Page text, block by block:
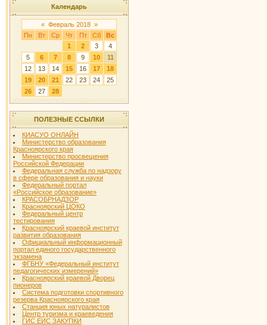
Календарь
« Февраль 2018 »
Пн
Вт Ср Чт Пт Сб
Вс
1
2 3
4
5
6 7 8 9 10
11
12
13 14 15 16 17
18
19
20 21 22 23 24
25
26
27 28
ПОЛЕЗНЫЕ ССЫЛКИ
КИАСУО ОНЛАЙН
Министерство образования
Красноярского края
Министерство просвещения
Российской Федерации
Федеральная служба по надзору
в сфере образования и науки
Федеральный портал
«Российское образование»
КРАСОБРНАДЗОР
Красноярский ЦОКО
Федеральный центр
тестирования
Красноярский краевой институт
развития образования
Официальный информационный
портал единого государственного
экзамена
ФГБНУ «Федеральный институт
педагогических измерений»
Красноярский краевой Дворец
пионеров
Система подготовки спортивного
резерва Красноярского края
Станция юных натуралистов
Центр туризма и краеведения
ГИС ЕИС ЗАКУПКИ